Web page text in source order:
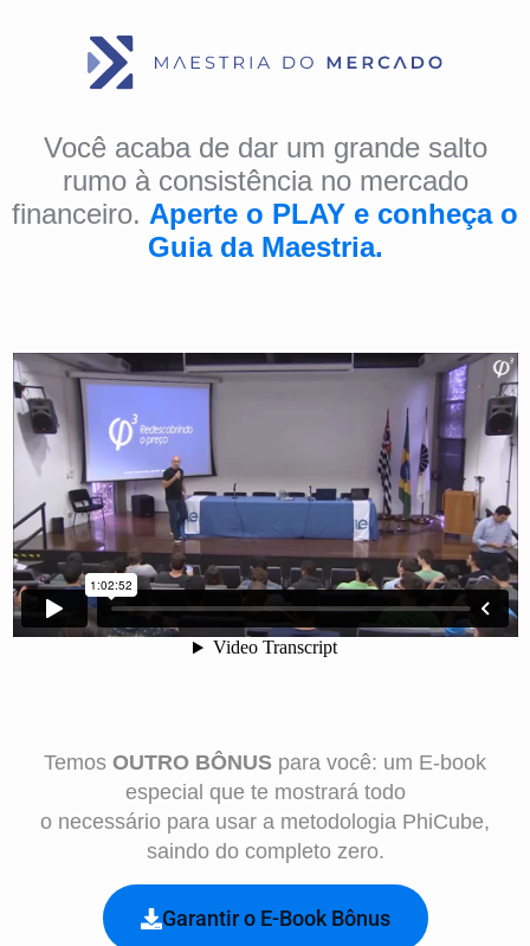
Você acaba de dar um grande salto
rumo à consistência no mercado
financeiro. Aperte o PLAY e conheça o
Guia da Maestria.
Temos OUTRO BÔNUS para você: um E-book
especial que te mostrará todo
o necessário para usar a metodologia PhiCube,
saindo do completo zero.
Garantir o E-Book Bônus